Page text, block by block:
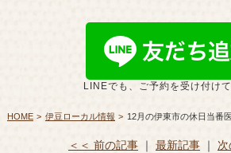
LINEでも、ご予約を受け付け
HOME 伊豆ローカル情報 12月の伊東市の休日当番
＜＜ 前の記事｜ 最新記事｜ 次